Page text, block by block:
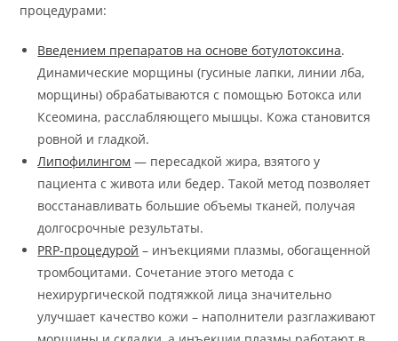
процедурами:
Введением препаратов на основе ботулотоксина.
Динамические морщины (гусиные лапки, линии лба,
морщины) обрабатываются с помощью Ботокса или
Ксеомина, расслабляющего мышцы. Кожа становится
ровной и гладкой.
Липофилингом — пересадкой жира, взятого у
пациента с живота или бедер. Такой метод позволяет
восстанавливать большие объемы тканей, получая
долгосрочные результаты.
PRP-процедурой – инъекциями плазмы, обогащенной
тромбоцитами. Сочетание этого метода с
нехирургической подтяжкой лица значительно
улучшает качество кожи – наполнители разглаживают